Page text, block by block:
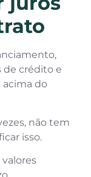
de crédito e
acima do
não tem
isso.